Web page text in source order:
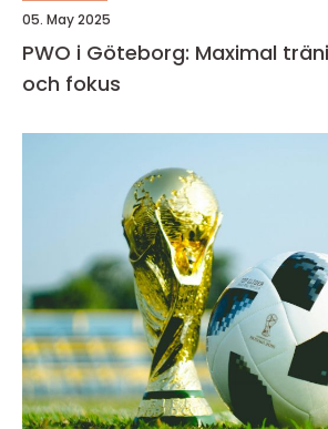
05. May 2025
PWO i Göteborg: Maximal
och fokus